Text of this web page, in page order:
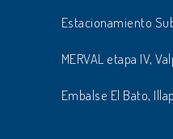
Estacionamiento
MERVAL etapa IV,
Embalse El Bato,